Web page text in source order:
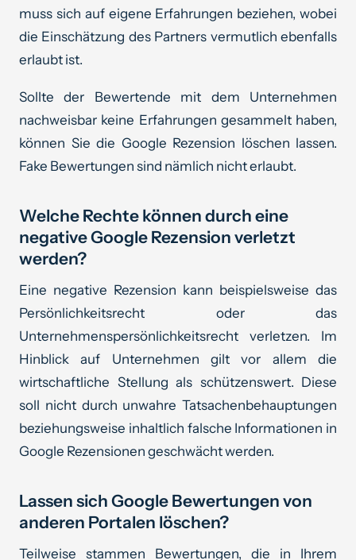
muss sich auf eigene Erfahrungen beziehen, wobei
die Einschätzung des Partners vermutlich ebenfalls
erlaubt ist.
Sollte der Bewertende mit dem Unternehmen
nachweisbar keine Erfahrungen gesammelt haben,
können Sie die Google Rezension löschen lassen.
Fake Bewertungen sind nämlich nicht erlaubt.
Welche Rechte können durch eine
negative Google Rezension verletzt
werden?
Eine negative Rezension kann beispielsweise das
Persönlichkeitsrecht oder das
Unternehmenspersönlichkeitsrecht verletzen. Im
Hinblick auf Unternehmen gilt vor allem die
wirtschaftliche Stellung als schützenswert. Diese
soll nicht durch unwahre Tatsachenbehauptungen
beziehungsweise inhaltlich falsche Informationen in
Google Rezensionen geschwächt werden.
Lassen sich Google Bewertungen von
anderen Portalen löschen?
Teilweise stammen Bewertungen, die in Ihrem